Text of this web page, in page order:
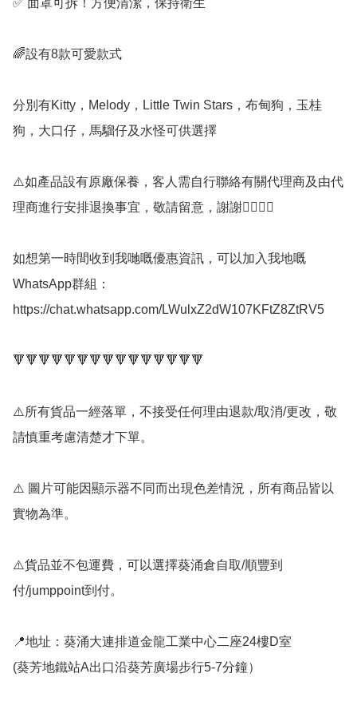
✅ 面罩可拆！方便清潔，保持衛生
🌈設有8款可愛款式
分別有Kitty，Melody，Little Twin Stars，布甸狗，玉桂
狗，大口仔，馬騮仔及水怪可供選擇
⚠️如產品設有原廠保養，客人需自行聯絡有關代理商及由代
理商進行安排退換事宜，敬請留意，謝謝🙇‍♂️🙇‍♂️
如想第一時間收到我哋嘅優惠資訊，可以加入我地嘅
WhatsApp群組：
https://chat.whatsapp.com/LWulxZ2dW107KFtZ8ZtRV5
🔻🔻🔻🔻🔻🔻🔻🔻🔻🔻🔻🔻🔻🔻🔻
⚠️所有貨品一經落單，不接受任何理由退款/取消/更改，敬
請慎重考慮清楚才下單。
⚠️ 圖片可能因顯示器不同而出現色差情況，所有商品皆以
實物為準。
⚠️貨品並不包運費，可以選擇葵涌倉自取/順豐到
付/jumppoint到付。
📍地址：葵涌大連排道金龍工業中心二座24樓D室
(葵芳地鐵站A出口沿葵芳廣場步行5-7分鐘）